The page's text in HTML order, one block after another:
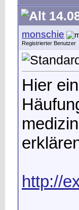
monschie
Registrierter Benutzer
Hier
http://